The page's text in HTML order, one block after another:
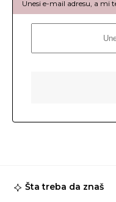
Šta treba da znaš